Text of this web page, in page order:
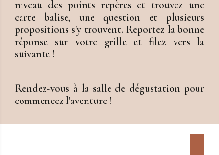
niveau des points repères et trouvez une
carte balise, une question et plusieurs
propositions s'y trouvent. Reportez la bonne
réponse sur votre grille et filez vers la
suivante !
Rendez-vous à la salle de dégustation pour
commencez l'aventure !